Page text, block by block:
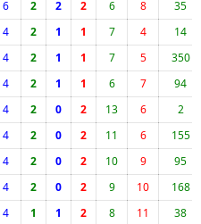
6 2 2 2 6 8
35
4 2 1 1 7 4
14
4 2 1 1 7 5
350
4 2 1 1 6 7
94
4 2 0 2 13 6
2
4 2 0 2 11 6
155
4 2 0 2 10 9
95
4 2 0 2 9 10
168
4 1 1 2 8 11
38